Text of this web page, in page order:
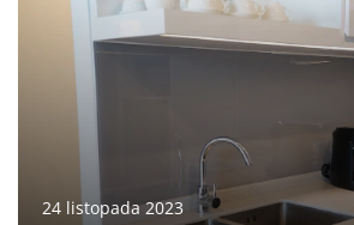
24 listopada 2023